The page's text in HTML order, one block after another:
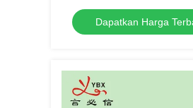
Noise Filter
Dapatkan Harga